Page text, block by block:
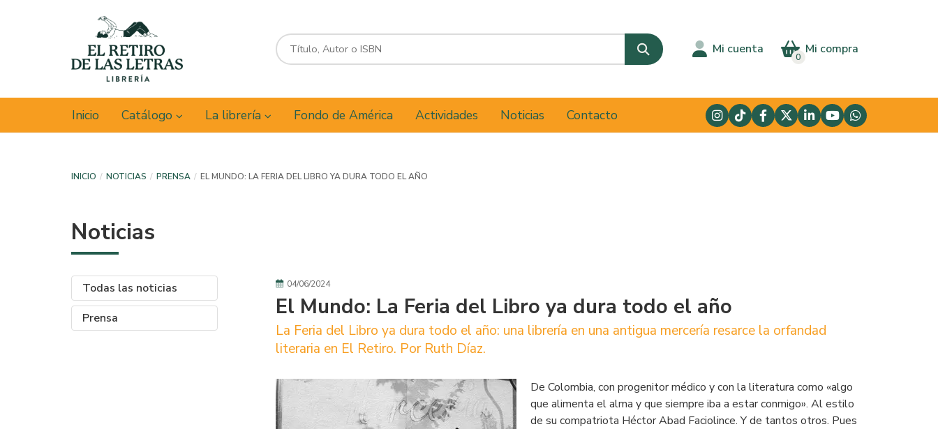
Mi cuenta Mi compra
0
Inicio Catálogo La librería Fondo de América Actividades Noticias Contacto
INICIO NOTICIAS PRENSA EL MUNDO: LA FERIA DEL LIBRO YA DURA TODO EL AÑO
Noticias
Todas las noticias
Prensa
04/06/2024
El Mundo: La Feria del Libro ya dura todo el año
La Feria del Libro ya dura todo el año: una librería en una antigua mercería resarce la orfandad
literaria en El Retiro. Por Ruth Díaz.
De Colombia, con progenitor médico y con la literatura como «algo
que alimenta el alma y que siempre iba a estar conmigo». Al estilo
de su compatriota Héctor Abad Faciolince. Y de tantos otros. Pues